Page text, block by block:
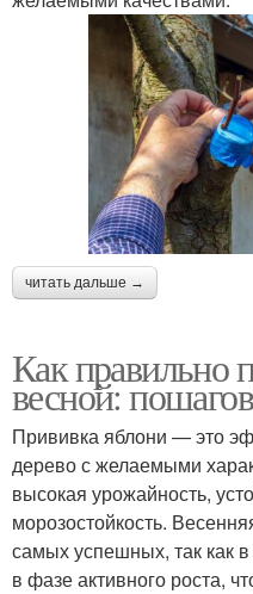
читать дальше →
Как правильно
весной:
Прививка яблони — это
дерево с желаемыми
высокая урожайность,
морозостойкость.
самых успешных, так как
в фазе активного роста,